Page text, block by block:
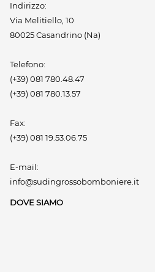
Indirizzo:
Via Melitiello, 10
80025 Casandrino (Na)
Telefono:
(+39) 081 780.48.47
(+39) 081 780.13.57
Fax:
(+39) 081 19.53.06.75
E-mail:
info@sudingrossobomboniere.it
DOVE SIAMO